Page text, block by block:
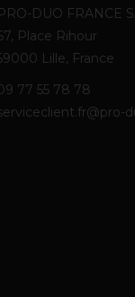
DUO FRANCE
Place Rihour
Lille, France
77 55 78 78